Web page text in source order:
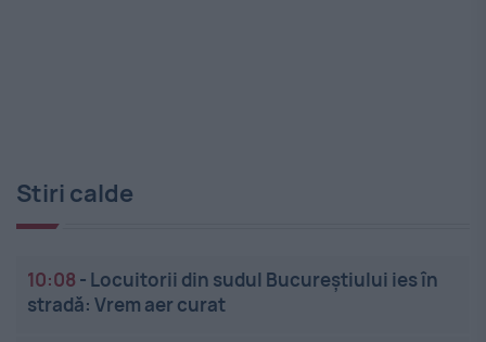
Stiri calde
10:08 - Locuitorii din sudul Bucureștiului ies în
stradă: Vrem aer curat